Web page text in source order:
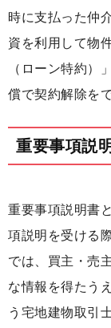
時に支払った仲
資を利用して物
（ローン特約）
償で契約解除を
重要事項説
重要事項説明書
項説明を受ける
では、買主・売
な情報を得たう
う宅地建物取引